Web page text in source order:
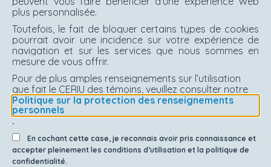
plus personnalisée.
Toutefois, le fait de bloquer certains types de cookies
pourrait avoir une incidence sur votre expérience de
navigation et sur les services que nous sommes en
mesure de vous offrir.
Pour de plus amples renseignements sur l’utilisation
que fait le CERIU des témoins, veuillez consulter notre
Politique sur la protection des renseignements
personnels
.
En cochant cette case, je reconnais avoir pris connaissance et
accepter pleinement les conditions d’utilisation et la politique de
confidentialité.